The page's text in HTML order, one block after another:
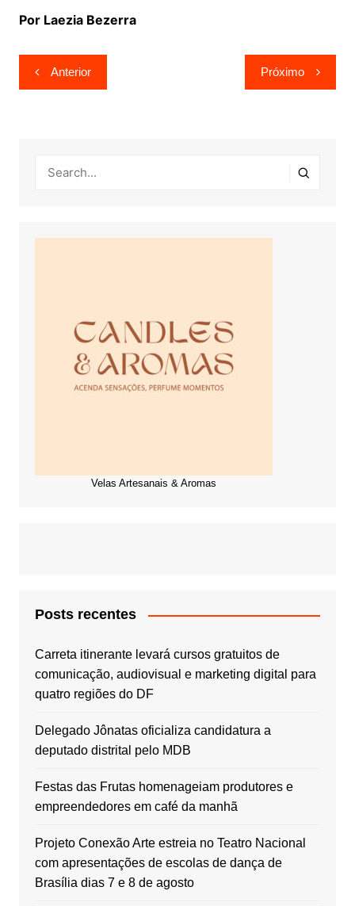
Por Laezia Bezerra
Navegação
de
Anterior Próximo
Velas Artesanais & Aromas
Posts recentes
Carreta itinerante levará cursos gratuitos de
comunicação, audiovisual e marketing digital para
quatro regiões do DF
Delegado Jônatas oficializa candidatura a
deputado distrital pelo MDB
Festas das Frutas homenageiam produtores e
empreendedores em café da manhã
Projeto Conexão Arte estreia no Teatro Nacional
com apresentações de escolas de dança de
Brasília dias 7 e 8 de agosto